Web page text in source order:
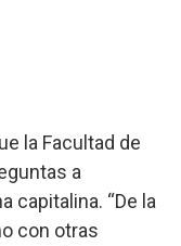
la Facultad de
a
capitalina. “De la
con otras